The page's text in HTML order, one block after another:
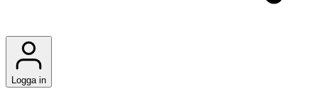
Logga in